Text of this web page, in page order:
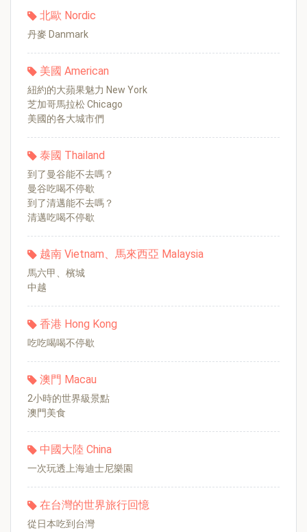
北歐 Nordic
丹麥 Danmark
美國 American
紐約的大蘋果魅力 New York
芝加哥馬拉松 Chicago
美國的各大城市們
泰國 Thailand
到了曼谷能不去嗎？
曼谷吃喝不停歇
到了清邁能不去嗎？
清邁吃喝不停歇
越南 Vietnam、馬來西亞 Malaysia
馬六甲、檳城
中越
香港 Hong Kong
吃吃喝喝不停歇
澳門 Macau
2小時的世界級景點
澳門美食
中國大陸 China
一次玩透上海迪士尼樂園
在台灣的世界旅行回憶
從日本吃到台灣